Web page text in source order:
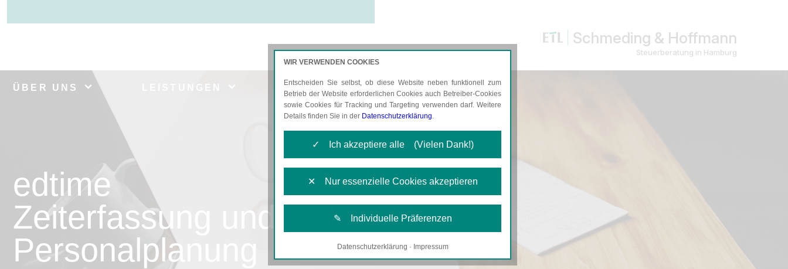
Schmeding & Hoffmann
Steuerberatung in Hamburg
ÜBER UNS AKTUELLES KARRIERE
edtime
Zeiterfassung und
Personalplanung
WIR VERWENDEN COOKIES
Entscheiden Sie selbst, ob diese Website neben funktionell zum
Betrieb der Website erforderlichen Cookies auch Betreiber-Cookies
sowie Cookies für Tracking und Targeting verwenden darf. Weitere
Details finden Sie in der Datenschutzerklärung.
✓ Ich akzeptiere alle (Vielen Dank!)
✕ Nur essenzielle Cookies akzeptieren
✎ Individuelle Präferenzen
Notwendige Cookies
Datenschutzerklärung · Impressum